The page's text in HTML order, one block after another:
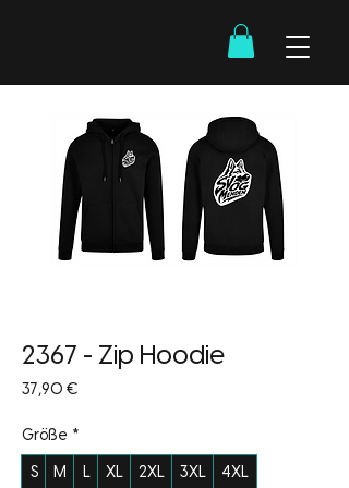
2367 - Zip Hoodie
37,90 €
Größe *
S M L XL 2XL 3XL 4XL